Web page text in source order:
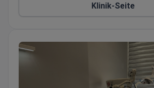
Klinik-Seite